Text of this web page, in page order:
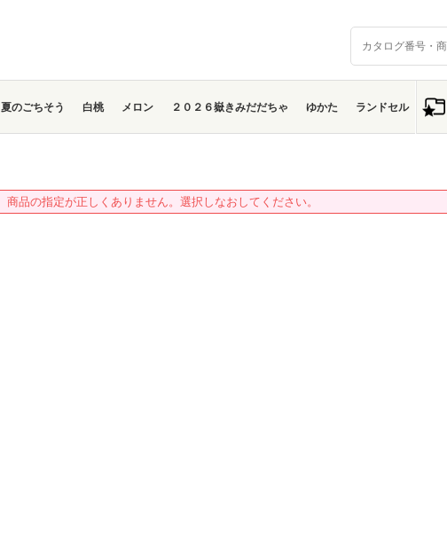
夏のごちそう 白桃 メロン ２０２６嶽きみだだちゃ ゆかた ランドセル
商品の指定が正しくありません。選択しなおしてください。